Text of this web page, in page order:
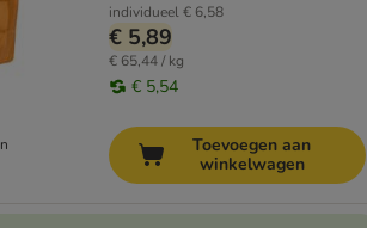
individueel€ 6,58
€ 5,89
€ 65,44 / kg
€ 5,54
Toevoegen aan
winkelwagen